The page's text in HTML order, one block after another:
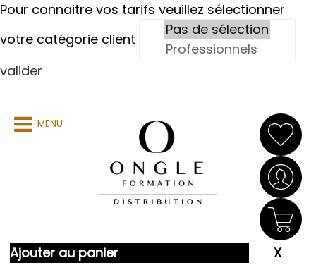
Pour connaitre vos tarifs veuillez sélectionner
votre catégorie client
valider
MENU
Ajouter au panier